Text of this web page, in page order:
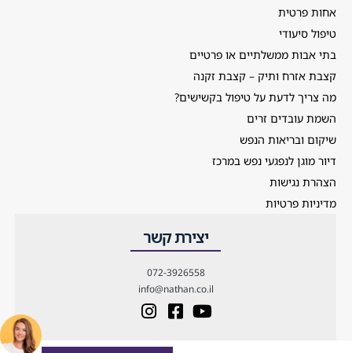
אחות פרטית
טיפול סיעודי
בתי אבות ממשלתיים או פרטיים
קצבת אזרח ותיק – קצבת זקנה
מה צריך לדעת על טיפול בקשישים?
השמת עובדים זרים
שיקום ובריאות הנפש
דיור מוגן לנפגעי נפש במרכז
הצהרת נגישות
מדיניות פרטיות
יצירת קשר
072-3926558
info@nathan.co.il